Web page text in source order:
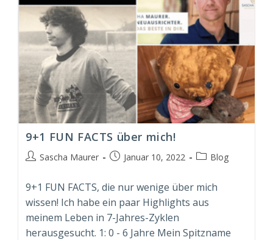
Beruf
9+1 FUN FACTS über mich!
Beitrags-
Sascha Maurer
BeitragJanuar 10, 2022
Beitrags-
Blog
9+1 FUN FACTS, die nur wenige über mich
wissen! Ich habe ein paar Highlights aus
meinem Leben in 7-Jahres-Zyklen
herausgesucht. 1: 0 - 6 Jahre Mein Spitzname